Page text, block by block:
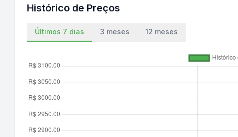
Histórico de Preços
Últimos 7 dias 3 meses 12 meses